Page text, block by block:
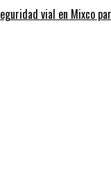
vial en Mixco